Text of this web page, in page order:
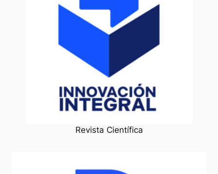
Revista Científica